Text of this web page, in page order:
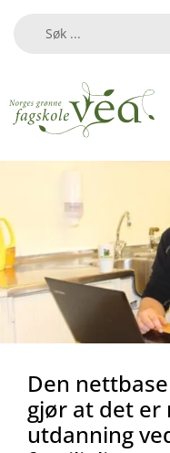
Den
gjør at det er
utdanning